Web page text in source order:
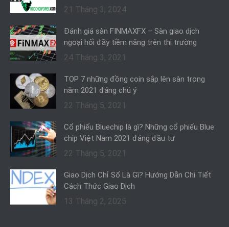
21 Tháng 3, 2024
Đánh giá sàn FINMAXFX – Sàn giao dịch
ngoại hối đầy tiềm năng trên thị trường
24 Tháng 3, 2021
TOP 7 những đồng coin sắp lên sàn trong
năm 2021 đáng chú ý
22 Tháng 5, 2021
Cổ phiếu Bluechip là gì? Những cổ phiếu Blue
chip Việt Nam 2021 đáng đầu tư
22 Tháng 5, 2021
Giao Dịch Chỉ Số Là Gì? Hướng Dẫn Chi Tiết
Cách Thức Giao Dịch
13 Tháng 2, 2025